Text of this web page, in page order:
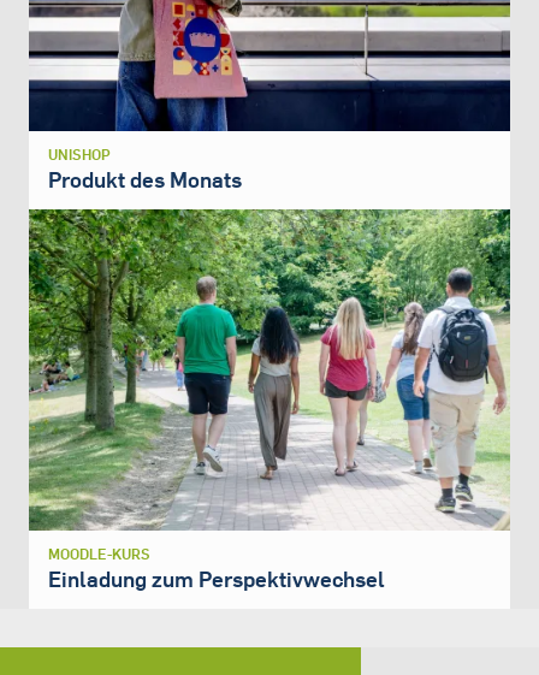
UNISHOP
Produkt des Monats
MOODLE-KURS
Einladung zum Perspektivwechsel